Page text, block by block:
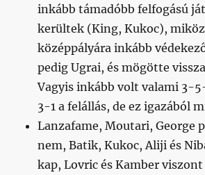
inkább támadóbb felfogású
kerültek (King, Kukoc),
középpályára inkább
pedig Ugrai, és mögötte
Vagyis inkább volt valami 3-
3-1 a felállás, de ez igazából
Lanzafame, Moutari, George
nem, Batik, Kukoc, Aliji és
kap, Lovric és Kamber